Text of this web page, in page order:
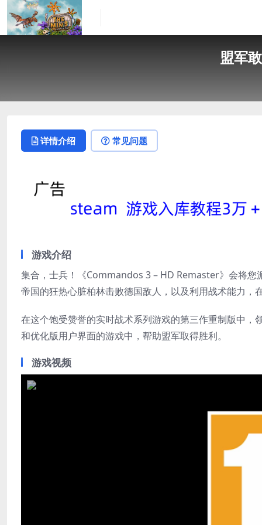
盟军
详情介绍 常见问题
游戏介绍
集合，士兵！《Commandos 3 – HD Remaster》会将您
帝国的狂热心脏柏林击败德国敌人，以及利用战术能力，
在这个饱受赞誉的实时战术系列游戏的第三作重制版中
和优化版用户界面的游戏中，帮助盟军取得胜利。
游戏视频